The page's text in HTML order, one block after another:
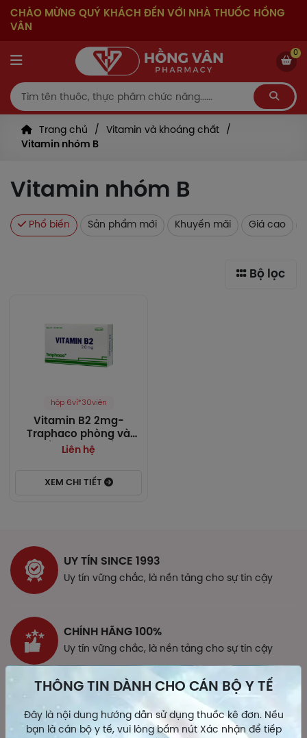
CHÀO MỪNG QUÝ KHÁCH ĐẾN VỚI NHÀ THUỐC HỒNG
VÂN
0
Trang chủ
Vitamin và khoáng chất
Vitamin nhóm B
Vitamin nhóm B
Phổ biến Sản phẩm mới Khuyến mãi Giá cao
Bộ lọc
hộp 6vỉ*30viên
Vitamin B2 2mg-
Traphaco phòng và
điều trị khi thiếu
Liên hệ
XEM CHI TIẾT
THÔNG TIN DÀNH CHO CÁN BỘ Y TẾ
Đây là nội dung hướng dẫn sử dụng thuốc kê đơn. Nếu
bạn là cán bộ y tế, vui lòng bấm nút Xác nhận để tiếp
UY TÍN SINCE 1993
Uy tín vững chắc, là nền tảng cho sự tin cậy
CHÍNH HÃNG 100%
Uy tín vững chắc, là nền tảng cho sự tin cậy
GIAO HÀNG TOÀN QUỐC
Uy tín vững chắc, là nền tảng cho sự tin cậy